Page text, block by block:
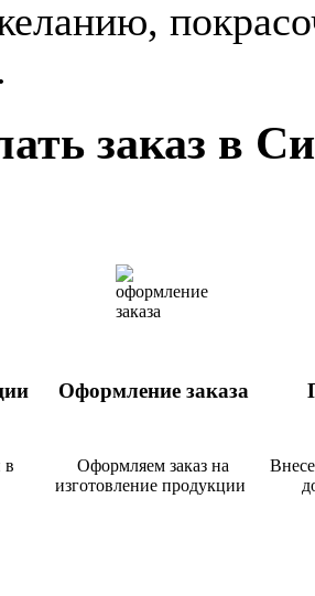
заказ в
Оформление заказа
в
Оформляем заказ на
изготовление продукции